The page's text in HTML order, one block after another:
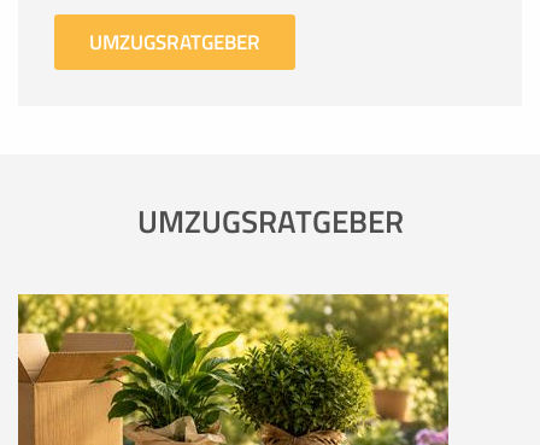
UMZUGSRATGEBER
UMZUGSRATGEBER